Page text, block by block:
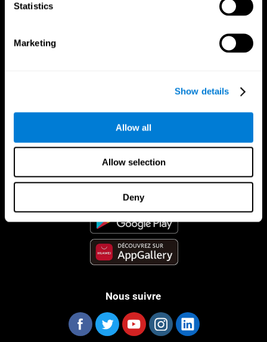
Statistics
Marketing
Show details
Allow all
Allow selection
Deny
App CogniFit
Nous suivre